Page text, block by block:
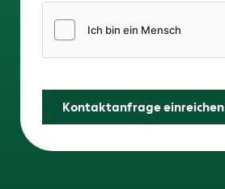
Kontaktanfrage einreichen